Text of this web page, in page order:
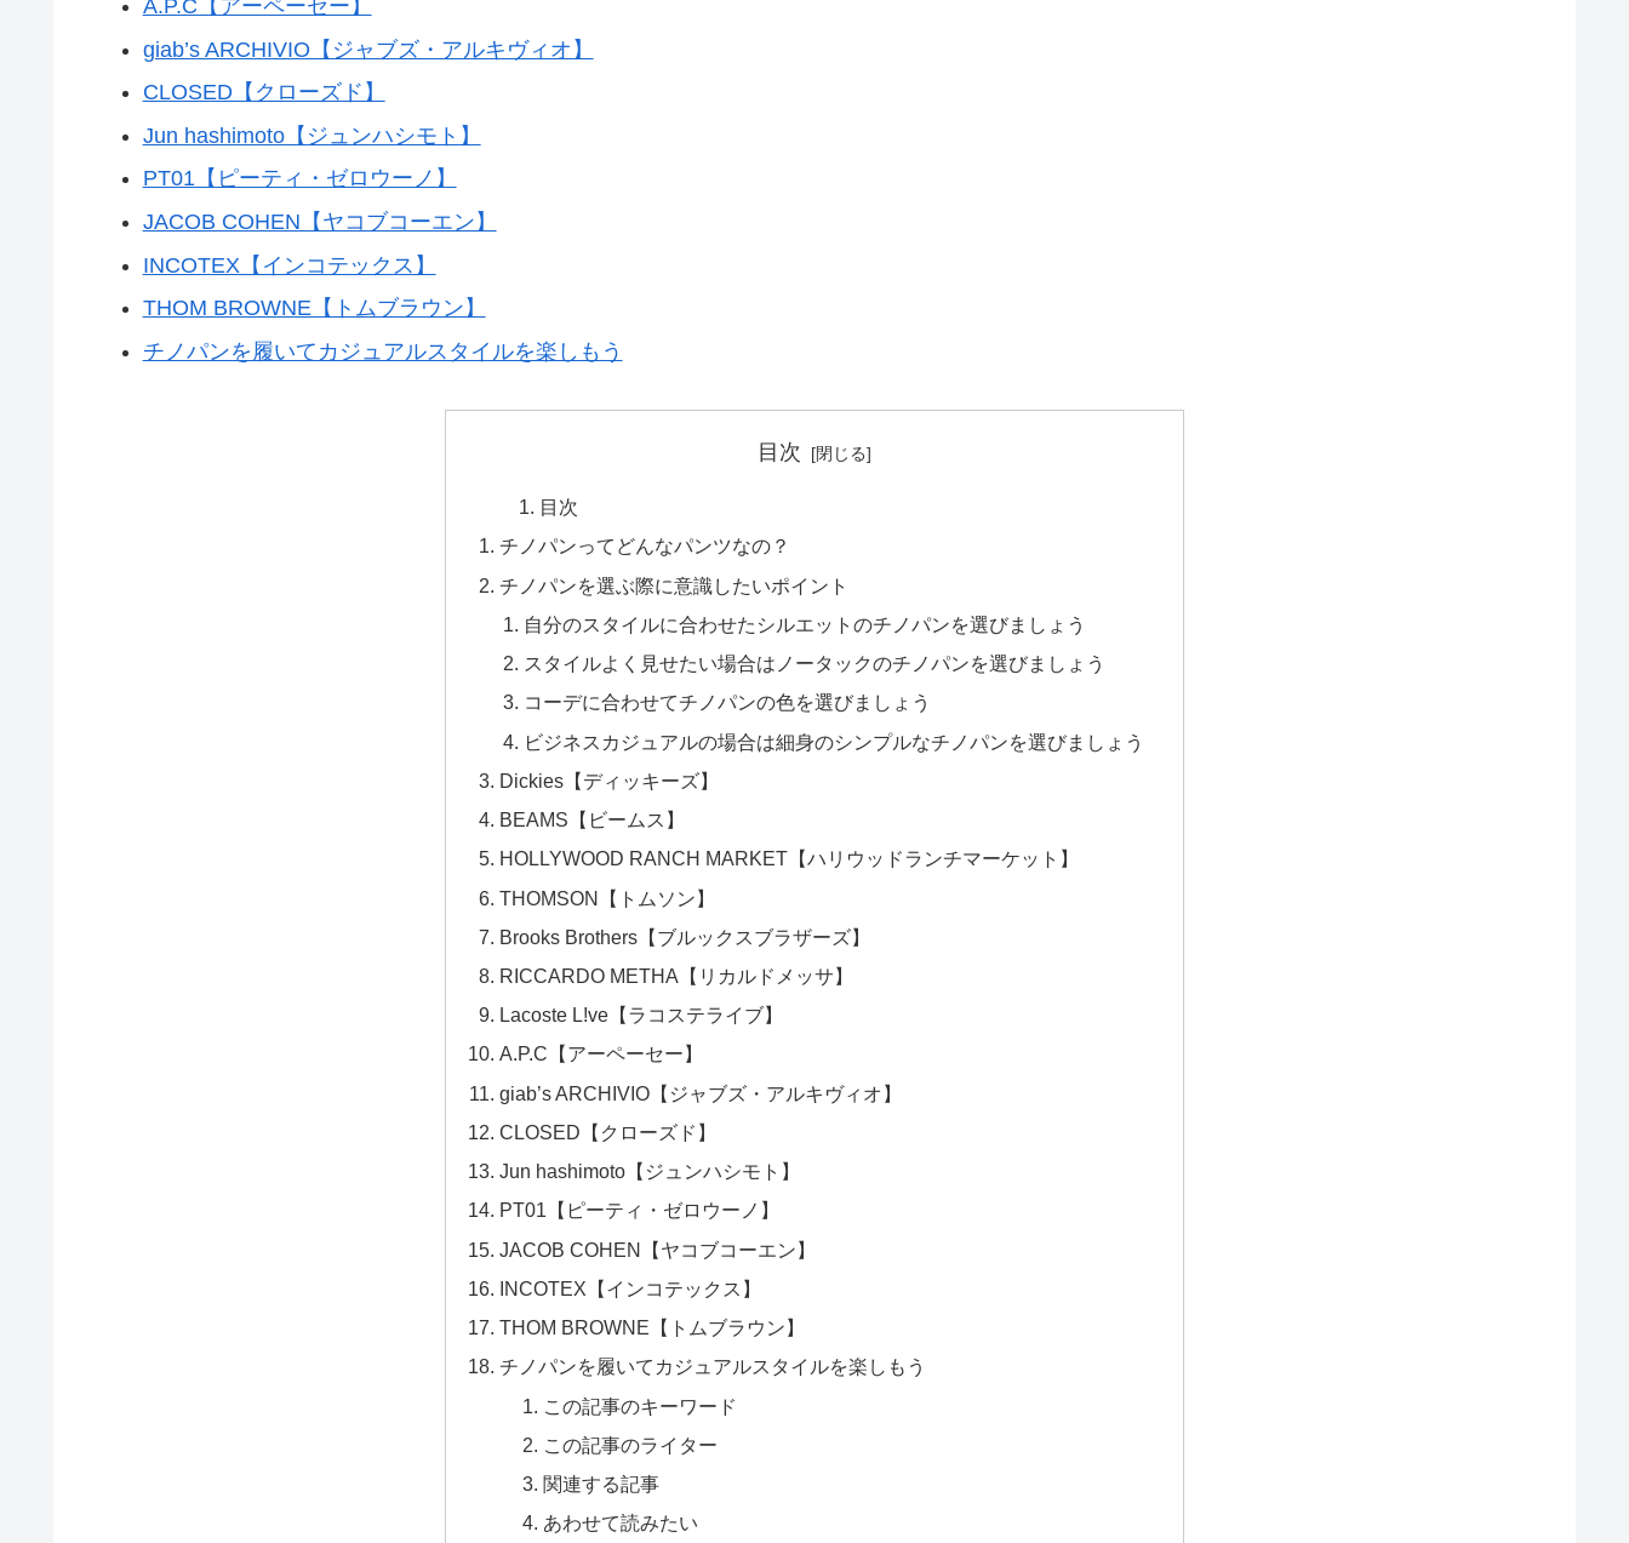
A.P.C【アーペーセー】
giab’s ARCHIVIO【ジャブズ・アルキヴィオ】
CLOSED【クローズド】
Jun hashimoto【ジュンハシモト】
PT01【ピーティ・ゼロウーノ】
JACOB COHEN【ヤコブコーエン】
INCOTEX【インコテックス】
THOM BROWNE【トムブラウン】
チノパンを履いてカジュアルスタイルを楽しもう
目次
目次
チノパンってどんなパンツなの？
チノパンを選ぶ際に意識したいポイント
自分のスタイルに合わせたシルエットのチノパンを選びましょう
スタイルよく見せたい場合はノータックのチノパンを選びましょう
コーデに合わせてチノパンの色を選びましょう
ビジネスカジュアルの場合は細身のシンプルなチノパンを選びましょう
Dickies【ディッキーズ】
BEAMS【ビームス】
HOLLYWOOD RANCH MARKET【ハリウッドランチマーケット】
THOMSON【トムソン】
Brooks Brothers【ブルックスブラザーズ】
RICCARDO METHA【リカルドメッサ】
Lacoste L!ve【ラコステライブ】
A.P.C【アーペーセー】
giab’s ARCHIVIO【ジャブズ・アルキヴィオ】
CLOSED【クローズド】
Jun hashimoto【ジュンハシモト】
PT01【ピーティ・ゼロウーノ】
JACOB COHEN【ヤコブコーエン】
INCOTEX【インコテックス】
THOM BROWNE【トムブラウン】
チノパンを履いてカジュアルスタイルを楽しもう
この記事のキーワード
この記事のライター
関連する記事
あわせて読みたい